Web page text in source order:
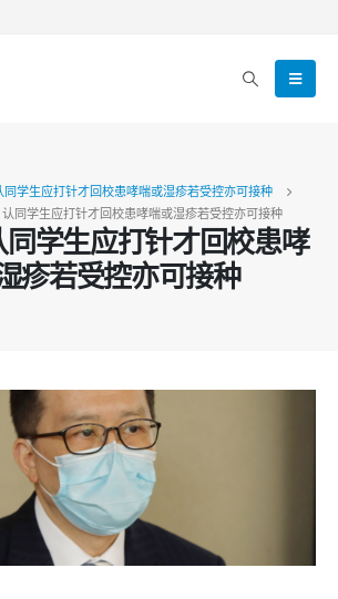
同学生应打针才回校患哮喘或湿疹若受控亦可接种
同学生应打针才回校患哮喘或湿疹若受控亦可接种
学生应打针才回校患哮
疹若受控亦可接种